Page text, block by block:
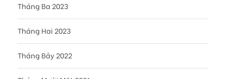
Tháng Ba 2023
Tháng Hai 2023
Tháng Bảy 2022